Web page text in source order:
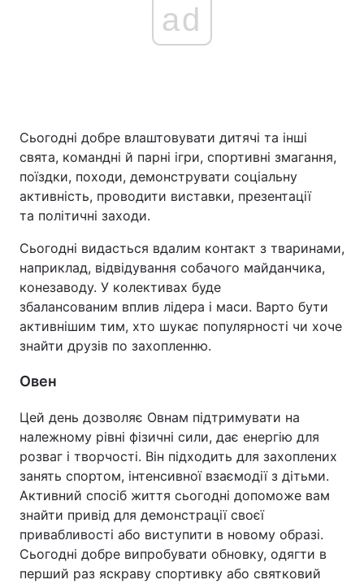
ad
Сьогодні добре влаштовувати дитячі та інші
свята, командні й парні ігри, спортивні змагання,
поїздки, походи, демонструвати соціальну
активність, проводити виставки, презентації
та політичні заходи.
Сьогодні видасться вдалим контакт з тваринами,
наприклад, відвідування собачого майданчика,
конезаводу. У колективах буде
збалансованим вплив лідера і маси. Варто бути
активнішим тим, хто шукає популярності чи хоче
знайти друзів по захопленню.
Овен
Цей день дозволяє Овнам підтримувати на
належному рівні фізичні сили, дає енергію для
розваг і творчості. Він підходить для захоплених
занять спортом, інтенсивної взаємодії з дітьми.
Активний спосіб життя сьогодні допоможе вам
знайти привід для демонстрації своєї
привабливості або виступити в новому образі.
Сьогодні добре випробувати обновку, одягти в
перший раз яскраву спортивку або святковий